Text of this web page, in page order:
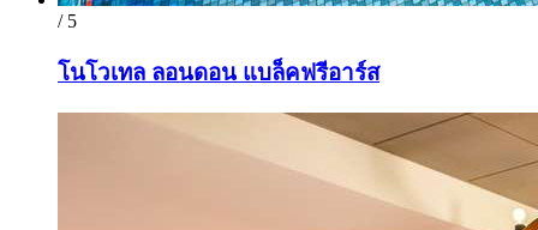
/ 5
โนโวเทล ลอนดอน แบล็คฟรีอาร์ส